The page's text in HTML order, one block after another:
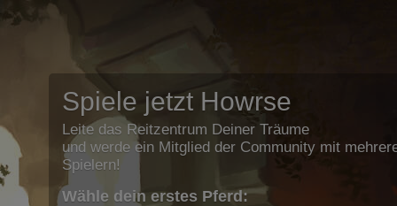
Spiele jetzt Howrse
Leite das Reitzentrum Deiner Träume
und werde ein Mitglied der Community mit
Spielern!
Wähle dein erstes Pferd: